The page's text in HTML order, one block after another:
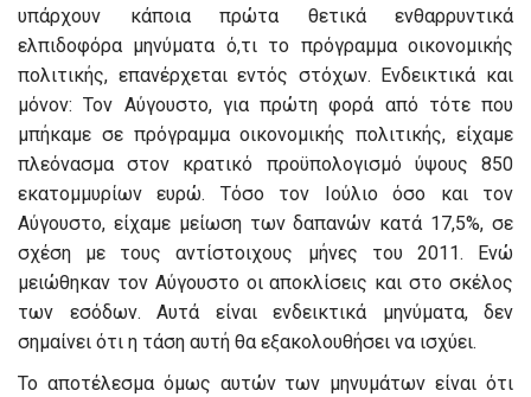
υπάρχουν κάποια πρώτα θετικά ενθαρρυντικά
ελπιδοφόρα μηνύματα ό,τι το πρόγραμμα οικονομικής
πολιτικής, επανέρχεται εντός στόχων. Ενδεικτικά και
μόνον: Τον Αύγουστο, για πρώτη φορά από τότε που
μπήκαμε σε πρόγραμμα οικονομικής πολιτικής, είχαμε
πλεόνασμα στον κρατικό προϋπολογισμό ύψους 850
εκατομμυρίων ευρώ. Τόσο τον Ιούλιο όσο και τον
Αύγουστο, είχαμε μείωση των δαπανών κατά 17,5%, σε
σχέση με τους αντίστοιχους μήνες του 2011. Ενώ
μειώθηκαν τον Αύγουστο οι αποκλίσεις και στο σκέλος
των εσόδων. Αυτά είναι ενδεικτικά μηνύματα, δεν
σημαίνει ότι η τάση αυτή θα εξακολουθήσει να ισχύει.
Το αποτέλεσμα όμως αυτών των μηνυμάτων είναι ότι